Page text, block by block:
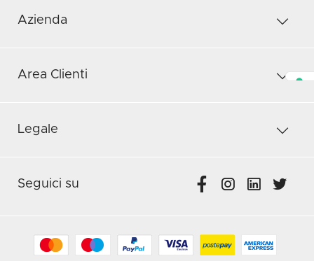
Azienda
Area Clienti
Legale
Seguici su